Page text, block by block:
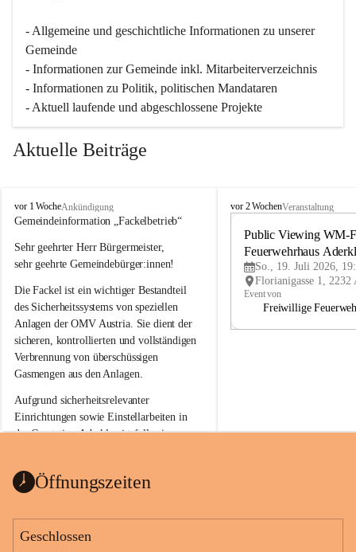
- Allgemeine und geschichtliche Informationen zu unserer
Gemeinde
- Informationen zur Gemeinde inkl. Mitarbeiterverzeichnis
- Informationen zu Politik, politischen Mandataren
- Aktuell laufende und abgeschlossene Projekte
Aktuelle Beiträge
A
d
r
k
a
a
vor 1 WocheAnkündigung
Gemeindeinformation „Fackelbetrieb“
Sehr geehrter Herr Bürgermeister,
sehr geehrte Gemeindebürger:innen!
Die Fackel ist ein wichtiger Bestandteil
des Sicherheitssystems von speziellen
Anlagen der OMV Austria. Sie dient der
sicheren, kontrollierten und vollständigen
Verbrennung von überschüssigen
Gasmengen aus den Anlagen.
Aufgrund sicherheitsrelevanter
Einrichtungen sowie Einstellarbeiten in
der Gasstation Aderklaa ist fallweise
kommenden Tagen und Wochen wird
sein.
Die OMV Austria ist bemüht, für die
A
vor 2 WochenVeranstaltung
Public Viewing WM-
Feuerwehrhaus
So., 19. Juli 2026,
Event von
Freiwillige
Öffnungszeiten
Geschlossen